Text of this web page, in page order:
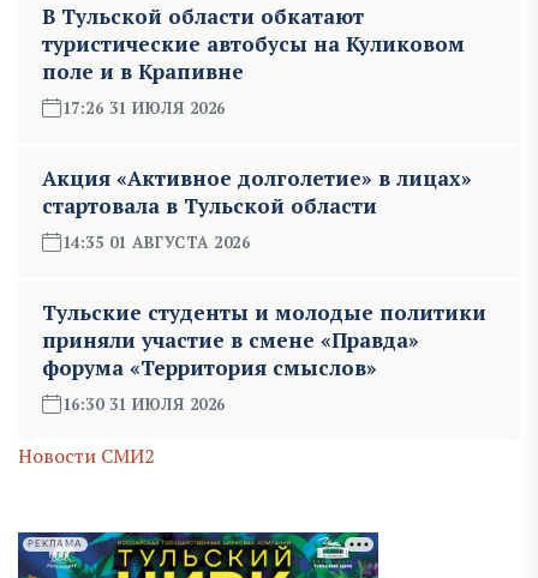
В Тульской области обкатают
туристические автобусы на Куликовом
поле и в Крапивне
17:26 31 ИЮЛЯ 2026
Акция «Активное долголетие» в лицах»
стартовала в Тульской области
14:35 01 АВГУСТА 2026
Тульские студенты и молодые политики
приняли участие в смене «Правда»
форума «Территория смыслов»
16:30 31 ИЮЛЯ 2026
Новости СМИ2
РЕКЛАМА